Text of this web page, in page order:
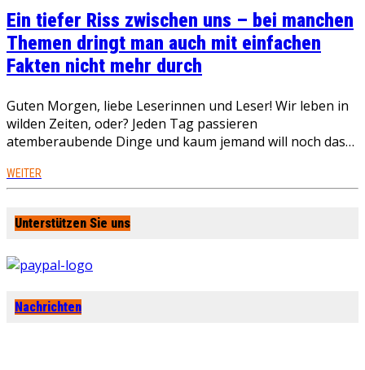
Ein tiefer Riss zwischen uns – bei manchen
Themen dringt man auch mit einfachen
Fakten nicht mehr durch
Guten Morgen, liebe Leserinnen und Leser! Wir leben in
wilden Zeiten, oder? Jeden Tag passieren
atemberaubende Dinge und kaum jemand will noch das…
WEITER
Unterstützen Sie uns
Nachrichten